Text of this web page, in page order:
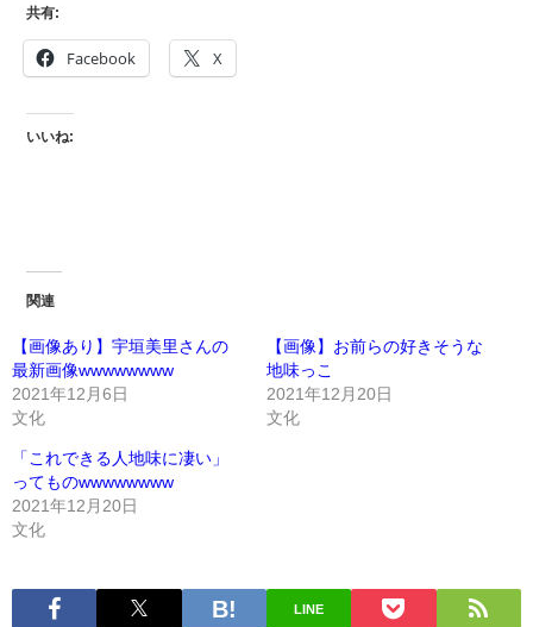
共有:
Facebook X
いいね:
関連
【画像あり】宇垣美里さんの
最新画像wwwwwwww
2021年12月6日
文化
【画像】お前らの好きそうな
地味っこ
2021年12月20日
文化
「これできる人地味に凄い」
ってものwwwwwwww
2021年12月20日
文化
LINE